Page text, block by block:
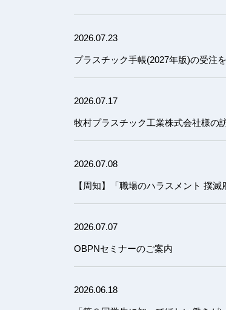
2026.07.23
プラスチック手帳(2027年版)の受注
2026.07.17
牧村プラスチック工業株式会社様の
2026.07.08
【周知】「職場のハラスメント 撲
2026.07.07
OBPNセミナーのご案内
2026.06.18